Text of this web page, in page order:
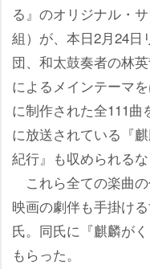
る』のオリジナル・
組）が、本日2月24日
団、和太鼓奏者の林
によるメインテーマ
に制作された全111
に放送されている『
紀行』も収められる
これら全ての楽曲
映画の劇伴も手掛け
氏。同氏に『麒麟が
もらった。